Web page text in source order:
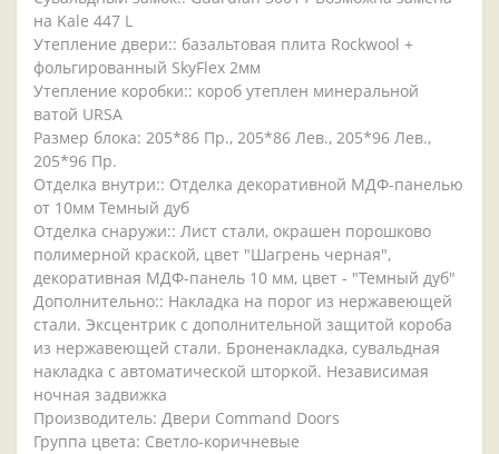
на Kale 447 L
Утепление двери:: базальтовая плита Rockwool +
фольгированный SkyFlex 2мм
Утепление коробки:: короб утеплен минеральной
ватой URSA
Размер блока: 205*86 Пр., 205*86 Лев., 205*96 Лев.,
205*96 Пр.
Отделка внутри:: Отделка декоративной МДФ-панелью
от 10мм Темный дуб
Отделка снаружи:: Лист стали, окрашен порошково
полимерной краской, цвет "Шагрень черная",
декоративная МДФ-панель 10 мм, цвет - "Темный дуб"
Дополнительно:: Накладка на порог из нержавеющей
стали. Эксцентрик с дополнительной защитой короба
из нержавеющей стали. Броненакладка, сувальдная
накладка с автоматической шторкой. Независимая
ночная задвижка
Производитель: Двери Command Doors
Группа цвета: Светло-коричневые